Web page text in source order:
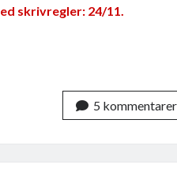
skrivregler: 24/11.
5 kommentarer